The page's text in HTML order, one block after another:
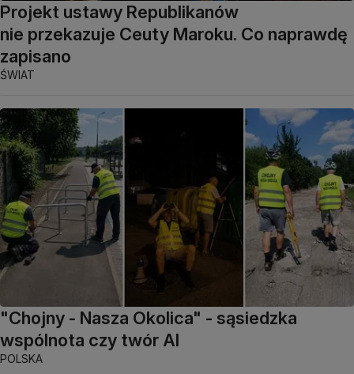
Projekt ustawy Republikanów
nie przekazuje Ceuty Maroku. Co naprawdę
zapisano
ŚWIAT
"Chojny - Nasza Okolica" - sąsiedzka
wspólnota czy twór AI
POLSKA